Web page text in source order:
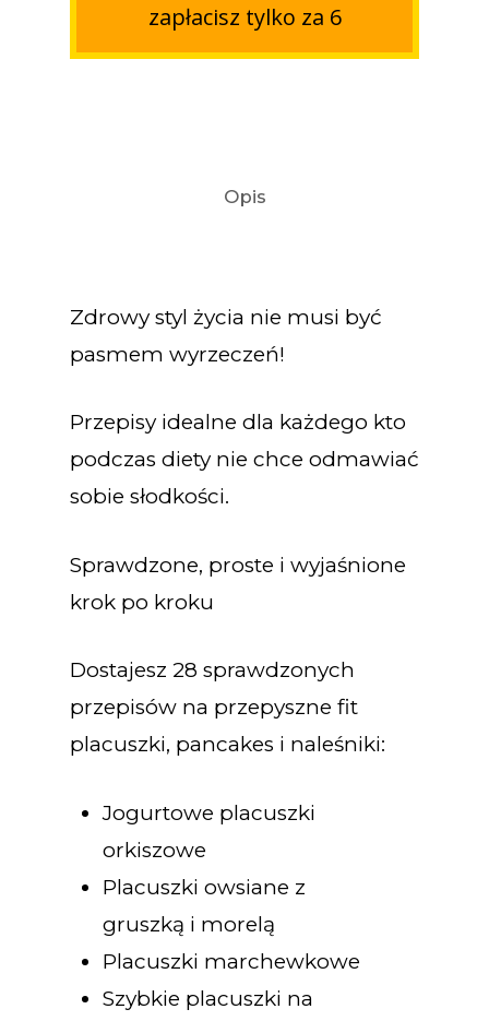
zapłacisz tylko za 6
Opis
Zdrowy styl życia nie musi być
pasmem wyrzeczeń!
Przepisy idealne dla każdego kto
podczas diety nie chce odmawiać
sobie słodkości.
Sprawdzone, proste i wyjaśnione
krok po kroku
Dostajesz 28 sprawdzonych
przepisów na przepyszne fit
placuszki, pancakes i naleśniki:
Jogurtowe placuszki
orkiszowe
Placuszki owsiane z
gruszką i morelą
Placuszki marchewkowe
Szybkie placuszki na